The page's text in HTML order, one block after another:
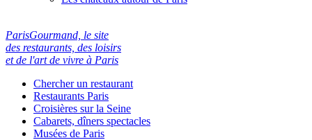
ParisGourmand, le site
des restaurants, des loisirs
et de l'art de vivre à Paris
Chercher un restaurant
Restaurants Paris
Croisières sur la Seine
Cabarets, dîners spectacles
Musées de Paris